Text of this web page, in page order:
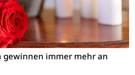
gewinnen immer mehr an